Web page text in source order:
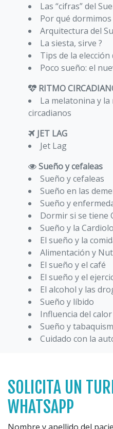
Las “cifras” del
Por qué dormimos
Arquitectura del
La siesta, sirve ?
Tips de la
Poco sueño: el
RITMO
La melatonina y
circadianos
JET LAG
Jet Lag
Sueño y cefaleas
Sueño y cefaleas
Sueño en las
Sueño y
Dormir si se tiene
Sueño y la
El sueño y la
Alimentación y
El sueño y el café
El sueño y el
El alcohol y las
Sueño y líbido
Influencia del
Sueño y
Cuidado con la
SOLICITA UN
WHATSAPP